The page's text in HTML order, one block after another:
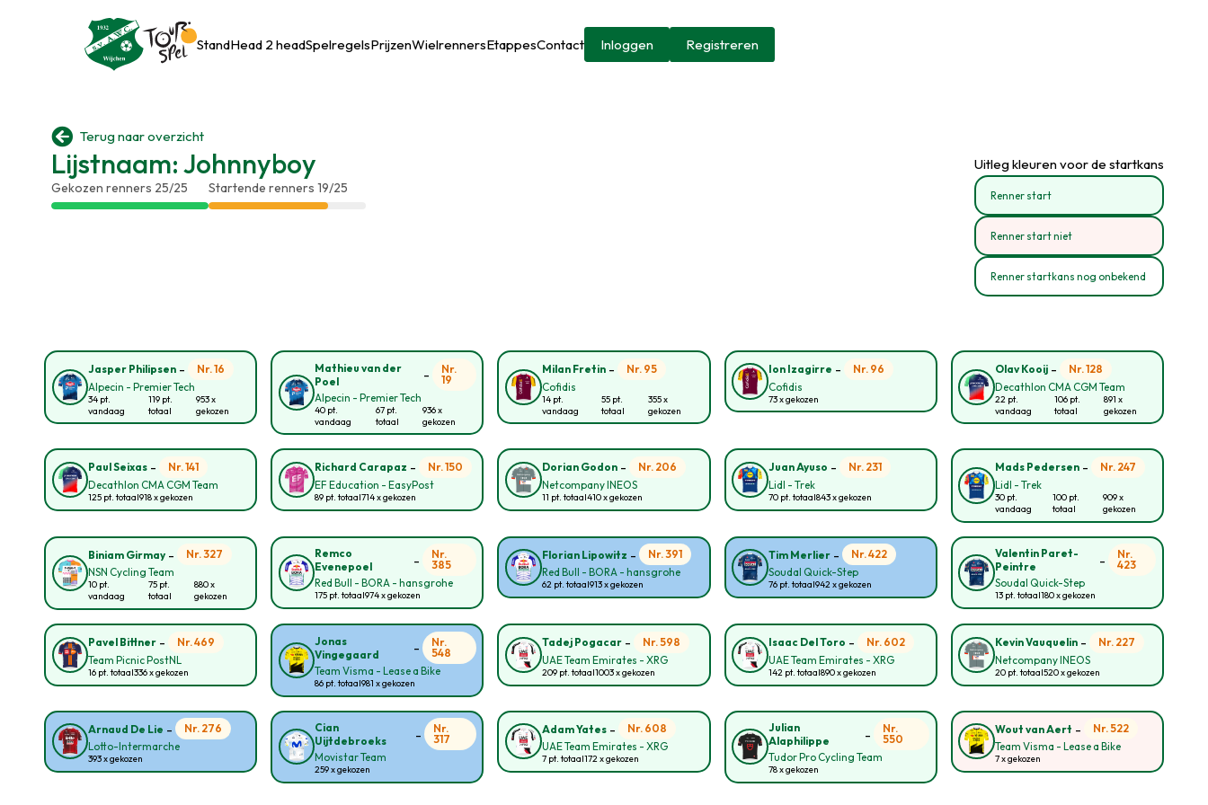
StandHead 2 headSpelregelsPrijzenWielrennersEtappesContact Inloggen Registreren
 Terug naar overzicht
Lijstnaam: Johnnyboy
Gekozen renners 25/25 Startende renners 19/25
Uitleg kleuren voor de startkans
Renner start
Renner start niet
Renner startkans nog onbekend
Jasper Philipsen -
Nr. 16
Alpecin - Premier Tech
34 pt.
vandaag
119 pt.
totaal
953 x
gekozen
Mathieu van der
Poel
-
Nr.
19
Alpecin - Premier Tech
40 pt.
vandaag
67 pt.
totaal
936 x
gekozen
Milan Fretin-
Nr. 95
Cofidis
14 pt.
vandaag
55 pt.
totaal
355 x
gekozen
Ion Izagirre -
Nr. 96
Cofidis
73 x gekozen
Olav Kooij-
Nr. 128
Decathlon CMA CGM Team
22 pt.
vandaag
106 pt.
totaal
891 x
gekozen
Paul Seixas -
Nr. 141
Decathlon CMA CGM Team
125 pt. totaal918 x gekozen
Richard Carapaz -
Nr. 150
EF Education - EasyPost
89 pt. totaal714 x gekozen
Dorian Godon-
Nr. 206
Netcompany INEOS
11 pt. totaal410 x gekozen
Juan Ayuso -
Nr. 231
Lidl - Trek
70 pt. totaal843 x gekozen
Mads Pedersen-
Nr. 247
Lidl - Trek
30 pt.
vandaag
100 pt.
totaal
909 x
gekozen
Biniam Girmay -
Nr. 327
NSN Cycling Team
10 pt.
vandaag
75 pt.
totaal
880 x
gekozen
Remco
Evenepoel
-
Nr.
385
Red Bull - BORA - hansgrohe
175 pt. totaal974 x gekozen
Florian Lipowitz -
Nr. 391
Red Bull - BORA - hansgrohe
62 pt. totaal913 x gekozen
Tim Merlier-
Nr. 422
Soudal Quick-Step
76 pt. totaal942 x gekozen
Valentin Paret-
Peintre
-
Nr.
423
Soudal Quick-Step
13 pt. totaal180 x gekozen
Pavel Bittner -
Nr. 469
Team Picnic PostNL
16 pt. totaal336 x gekozen
Jonas
Vingegaard
-
Nr.
548
Team Visma - Lease a Bike
86 pt. totaal981 x gekozen
Tadej Pogacar-
Nr. 598
UAE Team Emirates - XRG
209 pt. totaal1003 x gekozen
Isaac Del Toro -
Nr. 602
UAE Team Emirates - XRG
142 pt. totaal890 x gekozen
Kevin Vauquelin-
Nr. 227
Netcompany INEOS
20 pt. totaal520 x gekozen
Arnaud De Lie -
Nr. 276
Lotto-Intermarche
393 x gekozen
Cian
Uijtdebroeks
-
Nr.
317
Movistar Team
259 x gekozen
Adam Yates-
Nr. 608
UAE Team Emirates - XRG
7 pt. totaal172 x gekozen
Julian
Alaphilippe
-
Nr.
550
Tudor Pro Cycling Team
78 x gekozen
Wout van Aert -
Nr. 522
Team Visma - Lease a Bike
7 x gekozen